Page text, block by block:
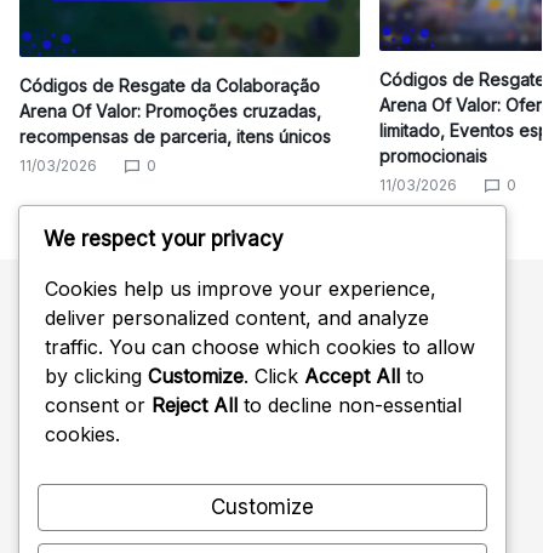
Códigos de Resgate da Colaboração
Arena Of Valor: Promoções cruzadas,
recompensas de parceria, itens únicos
11/03/2026 0
Códigos de
Arena Of Valor:
limitado, Eventos
promocionais
11/03/2026 0
Pesquisar
Search
for:
We respect your privacy
Cookies help us improve your experience,
deliver personalized content, and analyze
traffic. You can choose which cookies to allow
by clicking Customize. Click Accept All to
consent or Reject All to decline non-essential
cookies.
Customize